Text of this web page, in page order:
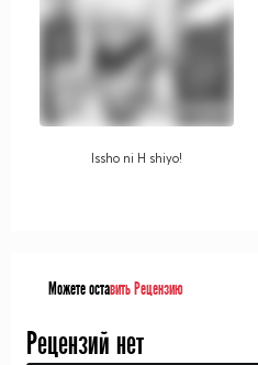
Issho ni H shiyo!
Можете оставить Рецензию
Рецензий нет